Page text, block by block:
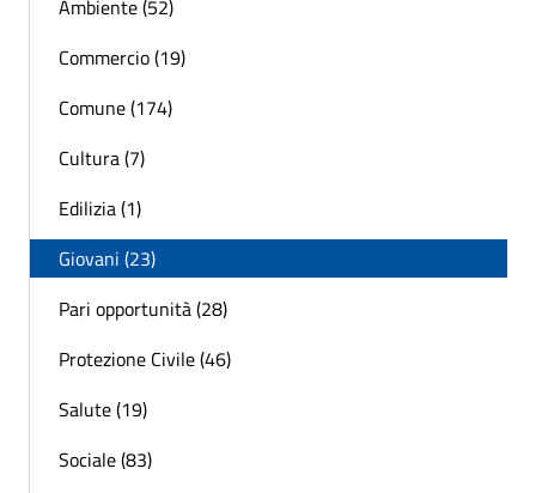
Ambiente (52)
Commercio (19)
Comune (174)
Cultura (7)
Edilizia (1)
Giovani (23)
Pari opportunità (28)
Protezione Civile (46)
Salute (19)
Sociale (83)